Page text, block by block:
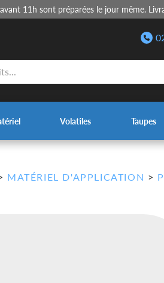
11h sont préparées le jour même.
Volatiles Taupes
MATÉRIEL D'APPLICATION >